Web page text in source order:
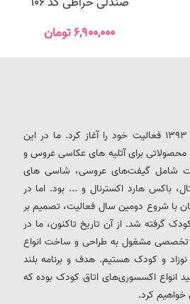
۶,۹۰۰,۰۰۰تومان
آدونیس، در آبان ماه سال 1393 فعالیت خود را آغاز کرد. ما در این
محصولاتی برای آتلیه های عکاسی عروس و
شامل گیفت‌های عروسی، شاسی های
باکس هارد اکسترنال و ... بود. اما در
1394 و همزمان با شروع دومین سال فعالیت، تصمیم بر
گرفته شد. از آن تاریخ تاکنون، ما در
مشغول به طراحی و ساخت انواع
و کودک هستیم. هدف و برنامه بلند
انواع اکسسوری‌های اتاق کودک بوده که
کرد.